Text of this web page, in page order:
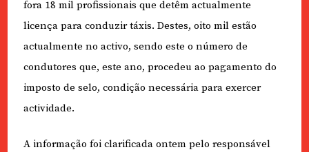
fora 18 mil profissionais que detêm actualmente
licença para conduzir táxis. Destes, oito mil estão
actualmente no activo, sendo este o número de
condutores que, este ano, procedeu ao pagamento do
imposto de selo, condição necessária para exercer
actividade.
A informação foi clarificada ontem pelo responsável